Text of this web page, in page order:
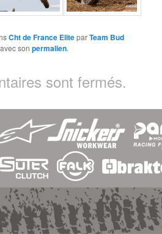
Cht de France EliteparTeam Bud
sonpermalien.
sont fermés.